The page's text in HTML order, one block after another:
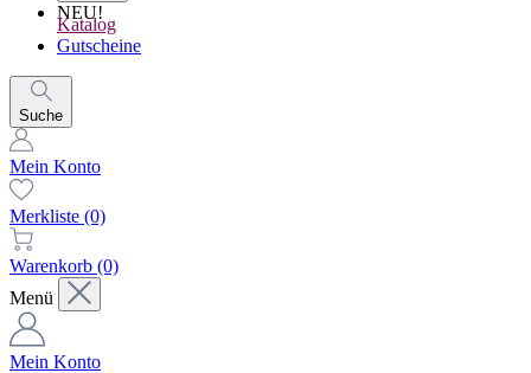
NEU!
Katalog
Gutscheine
Suche
Mein Konto
Merkliste (0)
Warenkorb (0)
Menü
Mein Konto